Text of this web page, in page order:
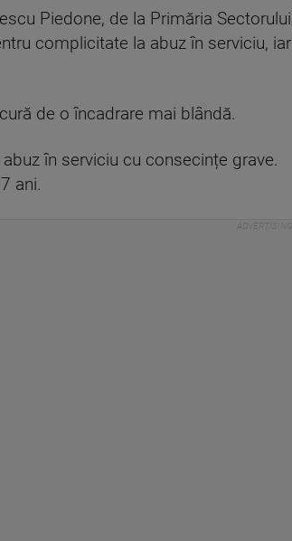
Piedone, de la Primăria Sectorului
complicitate la abuz în serviciu, iar
de o încadrare mai blândă.
în serviciu cu consecințe grave.
ani.